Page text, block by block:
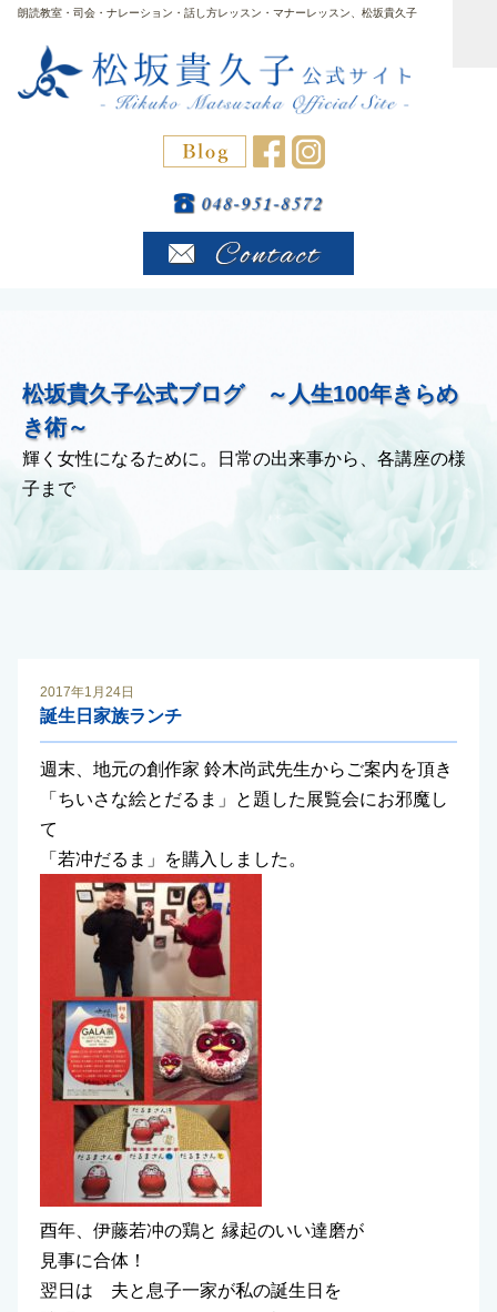
朗読教室・司会・ナレーション・話し方レッスン・マナーレッスン、松坂貴久子
松坂貴久子公式ブログ ～人生100年きらめ
き術～
輝く女性になるために。日常の出来事から、各講座の様
子まで
2017年1月24日
誕生日家族ランチ
週末、地元の創作家 鈴木尚武先生からご案内を頂き
「ちいさな絵とだるま」と題した展覧会にお邪魔し
て
「若冲だるま」を購入しました。
酉年、伊藤若冲の鶏と 縁起のいい達磨が
見事に合体！
翌日は 夫と息子一家が私の誕生日を